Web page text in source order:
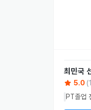
최민국
5.0 (
PT졸업